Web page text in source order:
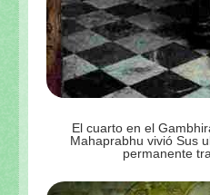
El cuarto en el
Mahaprabhu vivió Sus
permanente